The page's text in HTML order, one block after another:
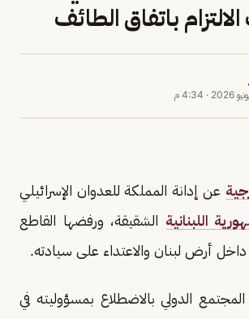
باتفاق الطائف
· 4:34 م
عن إدانة المملكة للعدوان الإسرائيلي
اللبنانية الشقيقة، ورفضها القاطع
داخل أرض لبنان والاعتداء على سيادته.
الدولي بالاضطلاع بمسؤوليته في